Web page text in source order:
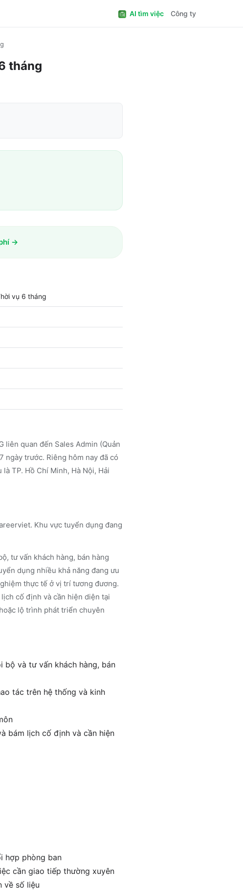
AI tìm việc Công ty
tháng
→
vụ 6 tháng
liên quan đến Sales Admin (Quản
ngày trước. Riêng hôm nay đã có
TP. Hồ Chí Minh, Hà Nội, Hải
Khu vực tuyển dụng đang
tư vấn khách hàng, bán hàng
dụng nhiều khả năng đang ưu
thực tế ở vị trí tương đương.
cố định và cần hiện diện tại
lộ trình phát triển chuyên
bộ và tư vấn khách hàng, bán
tác trên hệ thống và kinh
bám lịch cố định và cần hiện
hợp phòng ban
cần giao tiếp thường xuyên
về số liệu